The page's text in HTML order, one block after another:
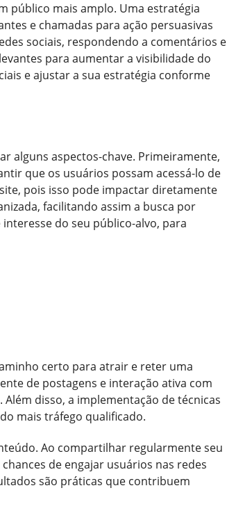
público mais amplo. Uma estratégia
e chamadas para ação persuasivas
sociais, respondendo a comentários e
para aumentar a visibilidade do
e ajustar a sua estratégia conforme
alguns aspectos-chave. Primeiramente,
que os usuários possam acessá-lo de
pois isso pode impactar diretamente
facilitando assim a busca por
do seu público-alvo, para
certo para atrair e reter uma
de postagens e interação ativa com
disso, a implementação de técnicas
mais tráfego qualificado.
Ao compartilhar regularmente seu
de engajar usuários nas redes
são práticas que contribuem